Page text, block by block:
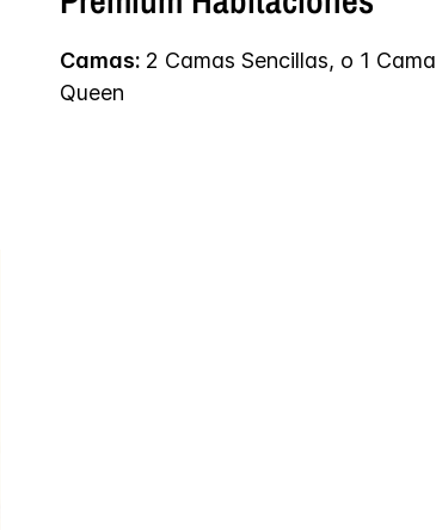
Camas: 2 Camas Sencillas, o 1 Cama
Queen